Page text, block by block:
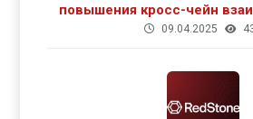
повышения кросс-чейн
роста DeFi
09.04.2025